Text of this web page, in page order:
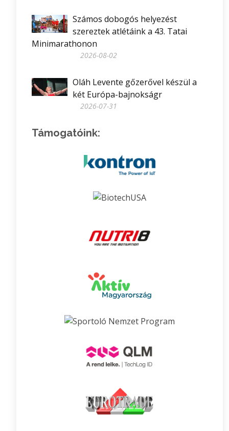
Számos dobogós helyezést
szereztek atlétáink a 43. Tatai
Minimarathonon
2026-08-02
Oláh Levente gőzerővel készül a
két Európa-bajnokságr
2026-07-31
Támogatóink: